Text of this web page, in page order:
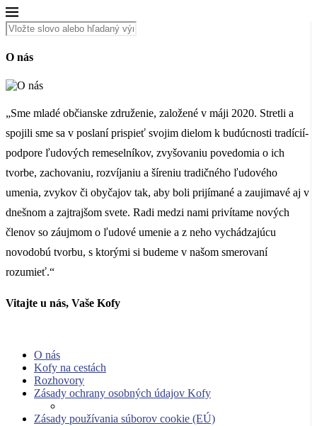
O nás
„Sme mladé občianske združenie, založené v máji 2020. Stretli a
spojili sme sa v poslaní prispieť svojim dielom k budúcnosti tradícií-
podpore ľudových remeselníkov, zvyšovaniu povedomia o ich
tvorbe, zachovaniu, rozvíjaniu a šíreniu tradičného ľudového
umenia, zvykov či obyčajov tak, aby boli prijímané a zaujimavé aj v
dnešnom a zajtrajšom svete. Radi medzi nami privítame nových
členov so záujmom o ľudové umenie a z neho vychádzajúcu
novodobú tvorbu, s ktorými si budeme v našom smerovaní
rozumieť.“
Vitajte u nás, Vaše Kofy
O nás
Kofy na cestách
Rozhovory
Zásady ochrany osobných údajov Kofy
Zásady používania súborov cookie (EÚ)